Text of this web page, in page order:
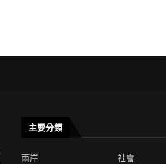
主要分類
兩岸
社會